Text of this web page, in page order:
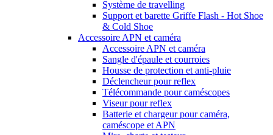
Système de travelling
Support et barette Griffe Flash - Hot Shoe
& Cold Shoe
Accessoire APN et caméra
Accessoire APN et caméra
Sangle d'épaule et courroies
Housse de protection et anti-pluie
Déclencheur pour reflex
Télécommande pour caméscopes
Viseur pour reflex
Batterie et chargeur pour caméra,
caméscope et APN